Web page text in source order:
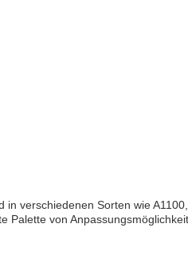
verschiedenen Sorten wie A1100,
Palette von